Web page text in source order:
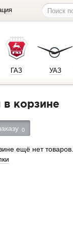
ГАЗ УАЗ
в корзине
0
ещё нет товаров.